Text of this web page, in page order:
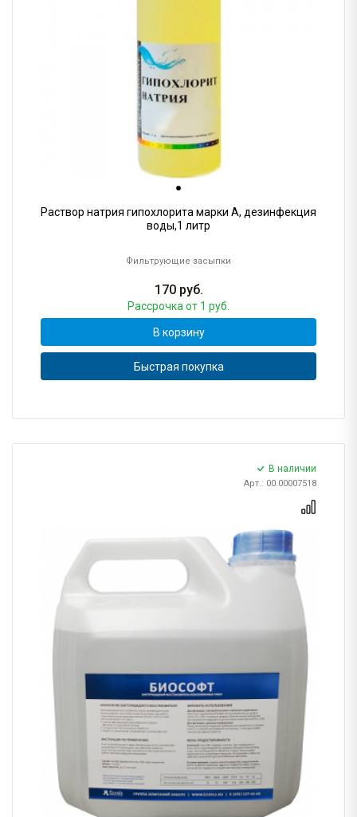
Раствор натрия гипохлорита марки А, дезинфекция
воды,1 литр
Фильтрующие засыпки
170руб.
Рассрочкаот 1 руб.
В корзину
Быстрая покупка
В наличии
Арт.: 00.00007518